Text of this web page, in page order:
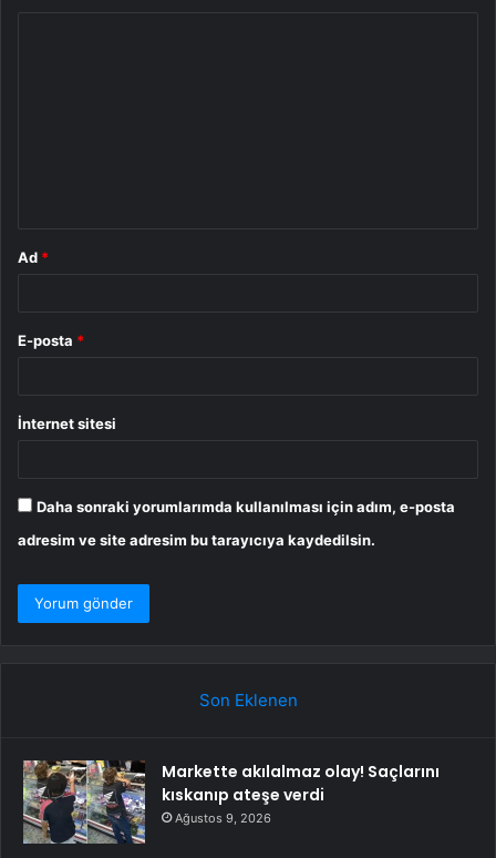
Ad *
E-posta *
İnternet sitesi
Daha sonraki yorumlarımda kullanılması için adım, e-posta
adresim ve site adresim bu tarayıcıya kaydedilsin.
Son Eklenen
Markette akılalmaz olay! Saçlarını
kıskanıp ateşe verdi
Ağustos 9, 2026